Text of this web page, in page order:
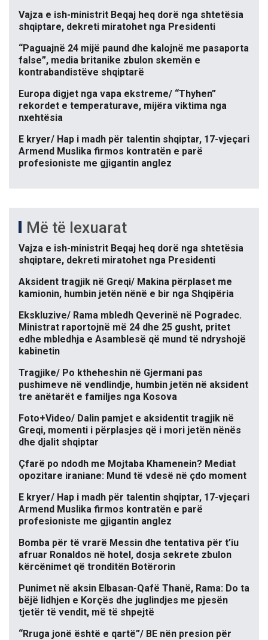
Vajza e ish-ministrit Beqaj heq dorë nga shtetësia
shqiptare, dekreti miratohet nga Presidenti
“Paguajnë 24 mijë paund dhe kalojnë me pasaporta
false”, media britanike zbulon skemën e
kontrabandistëve shqiptarë
Europa digjet nga vapa ekstreme/ “Thyhen”
rekordet e temperaturave, mijëra viktima nga
nxehtësia
E kryer/ Hap i madh për talentin shqiptar, 17-vjeçari
Armend Muslika firmos kontratën e parë
profesioniste me gjigantin anglez
Më të lexuarat
Vajza e ish-ministrit Beqaj heq dorë nga shtetësia
shqiptare, dekreti miratohet nga Presidenti
Aksident tragjik në Greqi/ Makina përplaset me
kamionin, humbin jetën nënë e bir nga Shqipëria
Ekskluzive/ Rama mbledh Qeverinë në Pogradec.
Ministrat raportojnë më 24 dhe 25 gusht, pritet
edhe mbledhja e Asamblesë që mund të ndryshojë
kabinetin
Tragjike/ Po ktheheshin në Gjermani pas
pushimeve në vendlindje, humbin jetën në aksident
tre anëtarët e familjes nga Kosova
Foto+Video/ Dalin pamjet e aksidentit tragjik në
Greqi, momenti i përplasjes që i mori jetën nënës
dhe djalit shqiptar
Çfarë po ndodh me Mojtaba Khamenein? Mediat
opozitare iraniane: Mund të vdesë në çdo moment
E kryer/ Hap i madh për talentin shqiptar, 17-vjeçari
Armend Muslika firmos kontratën e parë
profesioniste me gjigantin anglez
Bomba për të vrarë Messin dhe tentativa për t’iu
afruar Ronaldos në hotel, dosja sekrete zbulon
kërcënimet që tronditën Botërorin
Punimet në aksin Elbasan-Qafë Thanë, Rama: Do ta
bëjë lidhjen e Korçës dhe juglindjes me pjesën
tjetër të vendit, më të shpejtë
“Rruga jonë është e qartë”/ BE nën presion për